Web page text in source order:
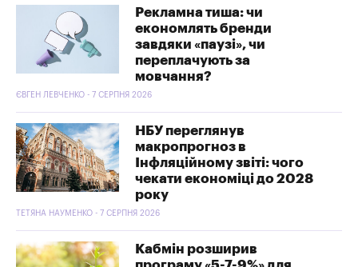
Рекламна тиша: чи
економлять бренди
завдяки «паузі», чи
переплачують за
мовчання?
ЄВГЕН ЛЕВЧЕНКО - 7 СЕРПНЯ 2026
НБУ переглянув
макропрогноз в
Інфляційному звіті: чого
чекати економіці до 2028
року
ТЕТЯНА НАУМЕНКО - 7 СЕРПНЯ 2026
Кабмін розширив